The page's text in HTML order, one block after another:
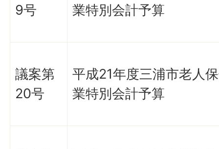
9号 業特別会計予算
議案第
20号
平成21年度三浦市老人
業特別会計予算